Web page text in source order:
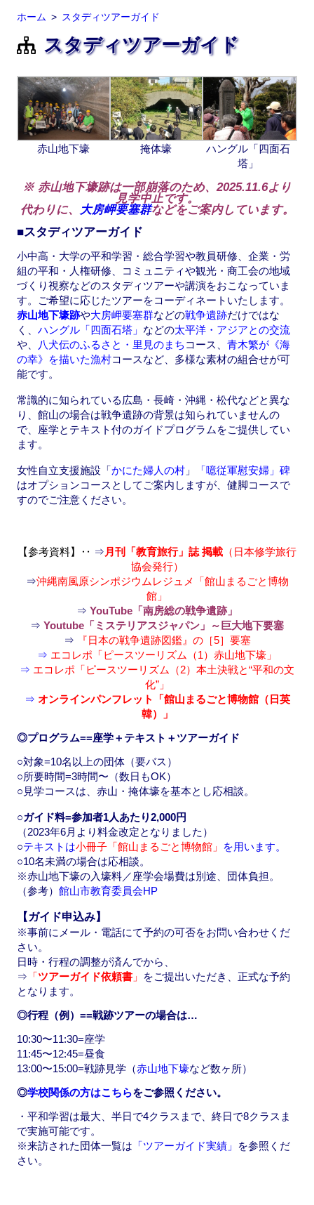
ホーム スタディツアーガイド
スタディツアーガイド
赤山地下壕 掩体壕
ハングル「四面石
塔」
※ 赤山地下壕跡は一部崩落のため、2025.11.6より
見学中止です。
代わりに、
大房岬要塞群などをご案内しています。
■スタディツアーガイド
小中高・大学の平和学習・総合学習や教員研修、企業・労
組の平和・人権研修、コミュニティや観光・商工会の地域
づくり視察などのスタディツアーや講演をおこなっていま
す。ご希望に応じたツアーをコーディネートいたします。
赤山地下壕跡や大房岬要塞群などの戦争遺跡だけではな
く、 ハングル「四面石塔」 などの太平洋・アジアとの交流
や、
八犬伝のふるさと・里見のまち コース、 青木繁が《海
の幸》を描いた漁村コースなど、多様な素材の組合せが可
能です。
常識的に知られている広島・長崎・沖縄・松代などと異な
り、館山の場合は戦争遺跡の背景は知られていませんの
で、座学とテキスト付のガイドプログラムをご提供してい
ます。
女性自立支援施設「かにた婦人の村 」
「噫従軍慰安婦」碑
はオプションコースとしてご案内しますが、健脚コースで
すのでご注意ください。
【参考資料】‥ ⇒ 月刊「教育旅行」誌 掲載 （日本修学旅行
協会発行）
⇒沖縄南風原シンポジウムレジュメ「館山まるごと博物
館」
⇒ YouTube「南房総の戦争遺跡」
⇒ Youtube「ミステリアスジャパン」～巨大地下要塞
⇒
『日本の戦争遺跡図鑑』の［5］要塞
⇒ エコレポ「ピースツーリズム（1）赤山地下壕」
⇒ エコレポ「ピースツーリズム（2）本土決戦と“平和の文
化”」
⇒ オンラインパンフレット「館山まるごと博物館（日英
韓）」
◎プログラム==座学＋テキスト＋ツアーガイド
○対象=10名以上の団体（要バス）
○所要時間=3時間〜（数日もOK）
○見学コースは、赤山・掩体壕を基本とし応相談。
○ガイド料=参加者1人あたり2,000円
（2023年6月より料金改定となりました）
○テキストは小冊子「館山まるごと博物館」
を用います。
○10名未満の場合は応相談。
※赤山地下壕の入壕料／座学会場費は別途、団体負担。
（参考） 館山市教育委員会HP
【ガイド申込み】
※事前にメール・電話にて予約の可否をお問い合わせくだ
さい。
日時・行程の調整が済んでから、
⇒ 「ツアーガイド依頼書 」
をご提出いただき、正式な予約
となります。
◎行程（例）==戦跡ツアーの場合は…
10:30〜11:30=座学
11:45〜12:45=昼食
13:00〜15:00=戦跡見学（赤山地下壕など数ヶ所）
◎学校関係の方はこちらをご参照ください。
・平和学習は最大、半日で4クラスまで、終日で8クラスま
で実施可能です。
※来訪された団体一覧は 「ツアーガイド実績」
を参照くだ
さい。